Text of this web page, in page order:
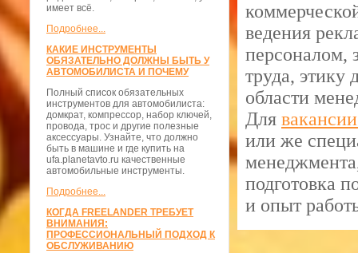
имеет всё.
Подробнее...
КАКИЕ ИНСТРУМЕНТЫ
ОБЯЗАТЕЛЬНО ДОЛЖНЫ БЫТЬ У
АВТОМОБИЛИСТА И ПОЧЕМУ
Полный список обязательных
инструментов для автомобилиста:
домкрат, компрессор, набор ключей,
провода, трос и другие полезные
аксессуары. Узнайте, что должно
быть в машине и где купить на
ufa.planetavto.ru качественные
автомобильные инструменты.
Подробнее...
КОГДА FREELANDER ТРЕБУЕТ
ВНИМАНИЯ:
ПРОФЕССИОНАЛЬНЫЙ ПОДХОД К
ОБСЛУЖИВАНИЮ
ведения
персоналом,
труда, этику
области
Для
или же
подготовка
и опыт